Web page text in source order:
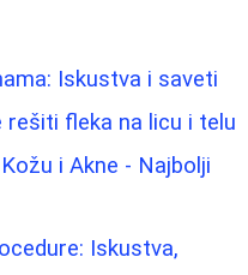
Iskustva i saveti
rešiti fleka na licu i telu
i Akne - Najbolji
Iskustva,